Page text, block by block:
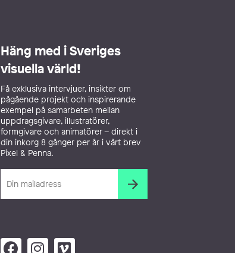
Häng med i Sveriges
visuella värld!
Få exklusiva intervjuer, insikter om
pågående projekt och inspirerande
exempel på samarbeten mellan
uppdragsgivare, illustratörer,
formgivare och animatörer – direkt i
din inkorg 8 gånger per år i vårt brev
Pixel & Penna.